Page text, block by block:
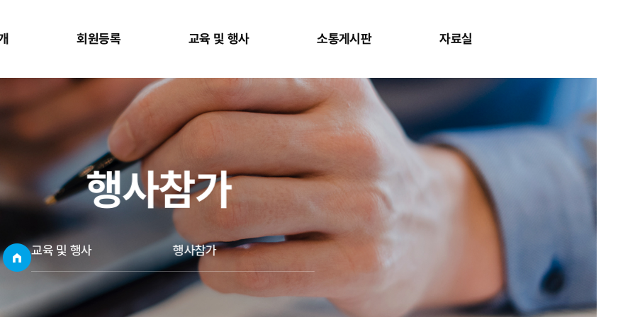
회원등록 교육 및 행사 소통게시판 자료실
행사참가
교육 및 행사 행사참가